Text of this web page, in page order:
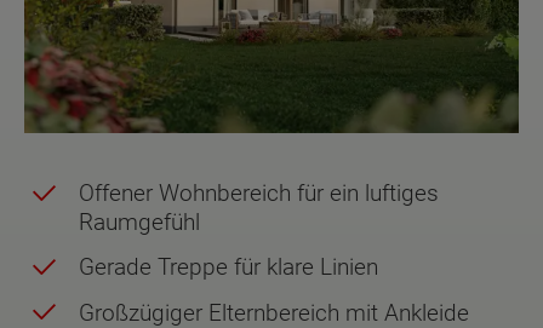
Offener Wohnbereich für ein luftiges
Raumgefühl
Gerade Treppe für klare Linien
Großzügiger Elternbereich mit Ankleide